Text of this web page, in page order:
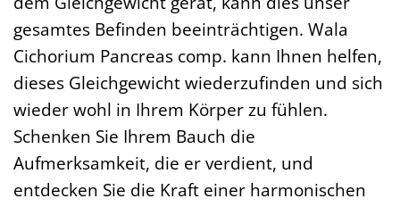
gesamtes Befinden beeinträchtigen. Wala
Cichorium Pancreas comp. kann Ihnen helfen,
dieses Gleichgewicht wiederzufinden und sich
wieder wohl in Ihrem Körper zu fühlen.
Schenken Sie Ihrem Bauch die
Aufmerksamkeit, die er verdient, und
entdecken Sie die Kraft einer harmonischen